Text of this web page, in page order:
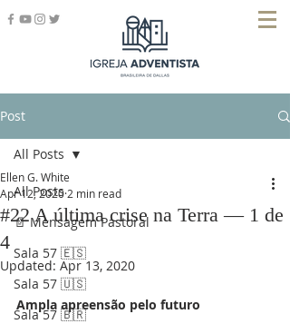
Post
All Posts
📄 Mensagem Pastoral
Sala 57 🇪🇸
Sala 57 🇺🇸
Sala 57 🇧🇷
All Posts
#22 A última crise na Terra — 1 de
4
Ellen G. White
Apr 12, 2020 2 min read
Updated: Apr 13, 2020
Ampla apreensão pelo futuro